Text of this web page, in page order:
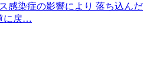
感染症の影響により 落ち込んだ
に戻…